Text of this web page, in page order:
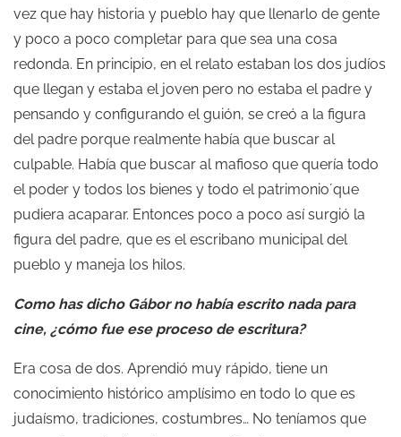
vez que hay historia y pueblo hay que llenarlo de gente
y poco a poco completar para que sea una cosa
redonda. En principio, en el relato estaban los dos judíos
que llegan y estaba el joven pero no estaba el padre y
pensando y configurando el guión, se creó a la figura
del padre porque realmente había que buscar al
culpable. Había que buscar al mafioso que quería todo
el poder y todos los bienes y todo el patrimonio´que
pudiera acaparar. Entonces poco a poco así surgió la
figura del padre, que es el escribano municipal del
pueblo y maneja los hilos.
Como has dicho Gábor no había escrito nada para
cine, ¿cómo fue ese proceso de escritura?
Era cosa de dos. Aprendió muy rápido, tiene un
conocimiento histórico amplísimo en todo lo que es
judaísmo, tradiciones, costumbres… No teníamos que